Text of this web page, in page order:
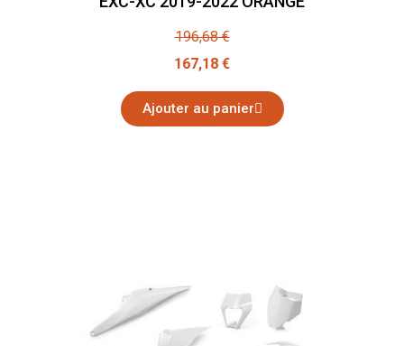
196,68 €
167,18 €
Ajouter au panier